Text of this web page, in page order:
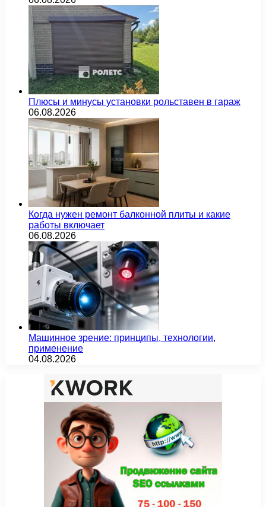
Плюсы и минусы установки рольставен в гараж
06.08.2026
Когда нужен ремонт балконной плиты и какие
работы включает
06.08.2026
Машинное зрение: принципы, технологии,
применение
04.08.2026